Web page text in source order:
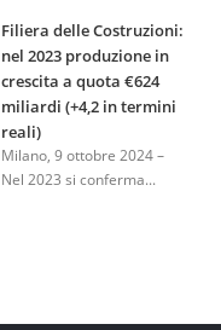
Filiera delle Costruzioni:
nel 2023 produzione in
crescita a quota €624
miliardi (+4,2 in termini
reali)
Milano, 9 ottobre 2024 –
Nel 2023 si conferma...